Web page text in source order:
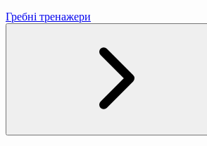
Гребні тренажери